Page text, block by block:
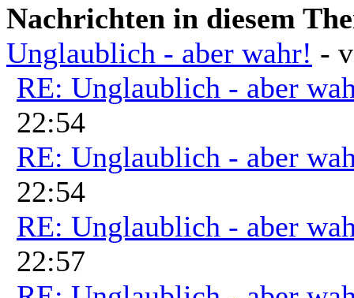
Nachrichten in diesem
Unglaublich - aber wahr! -
RE: Unglaublich - aber
22:54
RE: Unglaublich - aber
22:54
RE: Unglaublich - aber
22:57